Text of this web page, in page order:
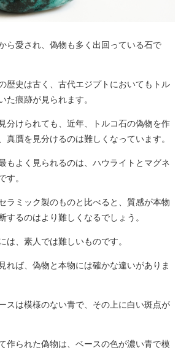
ら愛され、偽物も多く出回っている石で
歴史は古く、古代エジプトにおいてもトル
た痕跡が見られます。
分けられても、近年、トルコ石の偽物を作
真贋を見分けるのは難しくなっています。
もよく見られるのは、ハウライトとマグネ
す。
ラミック製のものと比べると、質感が本物
するのはより難しくなるでしょう。
は、素人では難しいものです。
れば、偽物と本物には確かな違いがありま
スは模様のない青で、その上に白い斑点が
作られた偽物は、ベースの色が濃い青で模